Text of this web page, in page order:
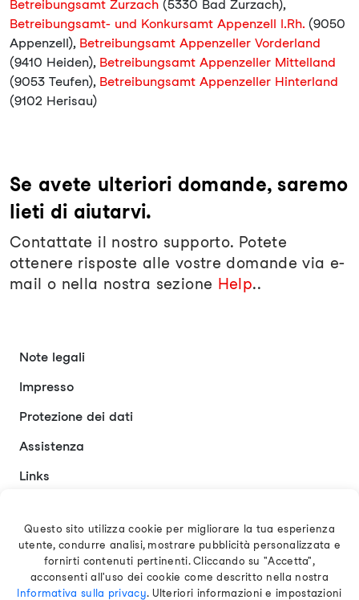
Betreibungsamt Zurzach (5330 Bad Zurzach),
Betreibungsamt- und Konkursamt Appenzell I.Rh. (9050
Appenzell), Betreibungsamt Appenzeller Vorderland
(9410 Heiden), Betreibungsamt Appenzeller Mittelland
(9053 Teufen), Betreibungsamt Appenzeller Hinterland
(9102 Herisau)
Se avete ulteriori domande, saremo
lieti di aiutarvi.
Contattate il nostro supporto. Potete
ottenere risposte alle vostre domande via e-
mail o nella nostra sezione Help..
Note legali
Impresso
Protezione dei dati
Assistenza
Links
Italiano
Questo sito utilizza cookie per migliorare la tua esperienza
utente, condurre analisi, mostrare pubblicità personalizzata e
fornirti contenuti pertinenti. Cliccando su "Accetta",
acconsenti all'uso dei cookie come descritto nella nostra
Informativa sulla privacy. Ulteriori informazioni e impostazioni